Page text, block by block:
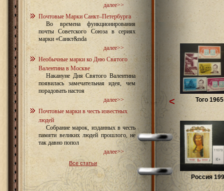
далее>>
Почтовые Марки Санкт–Петербурга
Во времена функционирования
почты Советского Союза в сериях
марки «Санкт&nda
далее>>
Необычные марки ко Дню Святого
Валентина в Москве
Накануне Дня Святого Валентина
появилась замечательная идея, чем
порадовать настоя
далее>>
Почтовые марки в честь известных
людей
Собрание марок, изданных в честь
памяти великих людей прошлого, не
так давно попол
далее>>
Все статьи
Того
Россия
<